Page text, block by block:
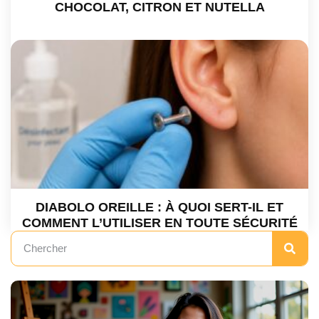
CHOCOLAT, CITRON ET NUTELLA
DIABOLO OREILLE : À QUOI SERT-IL ET
COMMENT L’UTILISER EN TOUTE SÉCURITÉ